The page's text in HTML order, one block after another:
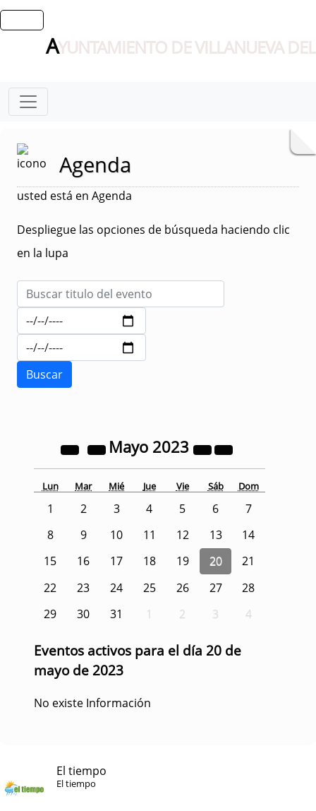
AYUNTAMIENTO DE VILLANUEVA
Agenda
usted está en Agenda
Despliegue las opciones de búsqueda haciendo clic
en la lupa
Mayo 2023
Lun Mar Mié Jue Vie Sáb Dom
1 2 3 4 5 6
7
8
9 10 11 12 13
14
15
16 17 18 19 20
21
22
23 24 25 26 27
28
29
30 31 1 2 3 4
Eventos activos para el día 20 de
mayo de 2023
No existe Información
El tiempo
El tiempo